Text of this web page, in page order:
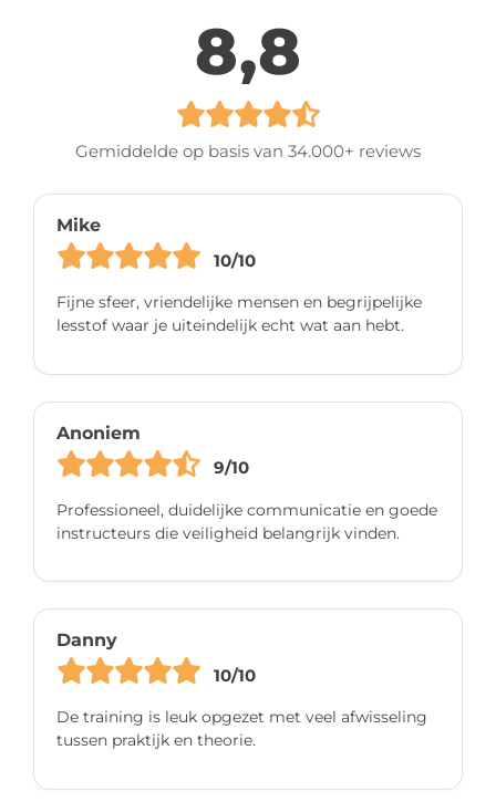
8,8
Gemiddelde op basis van 34.000+ reviews
Mike
10/10
Fijne sfeer, vriendelijke mensen en begrijpelijke
lesstof waar je uiteindelijk echt wat aan hebt.
Anoniem
9/10
Professioneel, duidelijke communicatie en goede
instructeurs die veiligheid belangrijk vinden.
Danny
10/10
De training is leuk opgezet met veel afwisseling
tussen praktijk en theorie.